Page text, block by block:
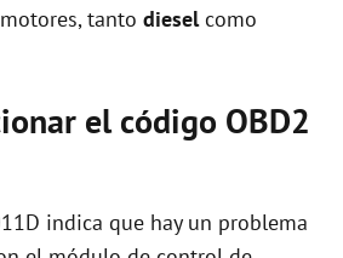
tanto dieselcomo
el código OBD2
indica que hay un problema